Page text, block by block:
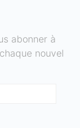
abonner à
nouvel